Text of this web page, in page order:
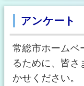
アンケート
常総市ホームペ
るために、皆さ
かせください。